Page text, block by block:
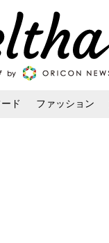
ド ファッション